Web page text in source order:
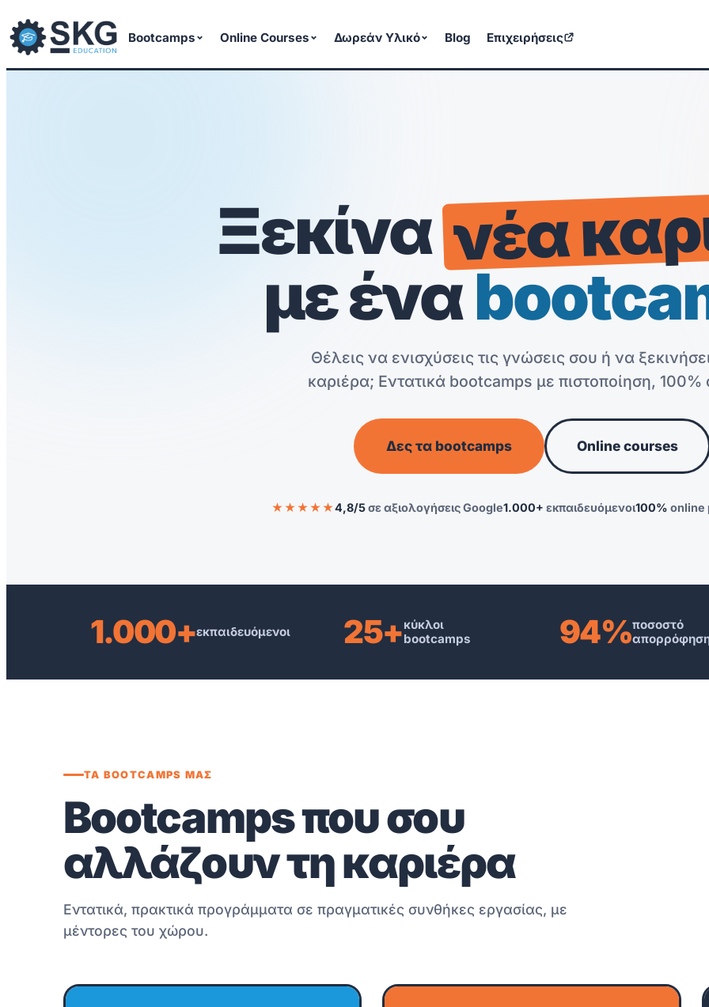
Μετάβαση
στο
περιεχόμενο
Bootcamps Online Courses Δωρεάν Υλικό Blog Επιχειρήσεις
Ξεκίνανέα
με ένα
Θέλεις να ενισχύσεις τις γνώσεις σου ή να
καριέρα; Εντατικά bootcamps με πιστοποίηση, 100%
Δες τα bootcamps Online courses
★★★★★4,8/5σε αξιολογήσεις Google1.000+ εκπαιδευόμενοι100% online
1.000+εκπαιδευόμενοι 25+κύκλοι
bootcamps
94%ποσοστό
ΤΑ BOOTCAMPS ΜΑΣ
Bootcamps που σου
αλλάζουν τη καριέρα
Εντατικά, πρακτικά προγράμματα σε πραγματικές συνθήκες εργασίας, με
μέντορες του χώρου.